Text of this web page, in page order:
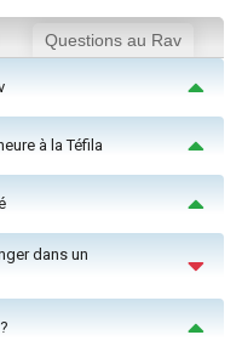
Questions au Rav
à la Téfila
dans un